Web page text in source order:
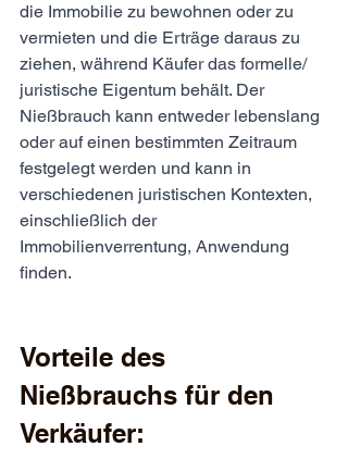
die Immobilie zu bewohnen oder zu
vermieten und die Erträge daraus zu
ziehen, während Käufer das formelle/
juristische Eigentum behält. Der
Nießbrauch kann entweder lebenslang
oder auf einen bestimmten Zeitraum
festgelegt werden und kann in
verschiedenen juristischen Kontexten,
einschließlich der
Immobilienverrentung, Anwendung
finden.
Vorteile des
Nießbrauchs für den
Verkäufer: